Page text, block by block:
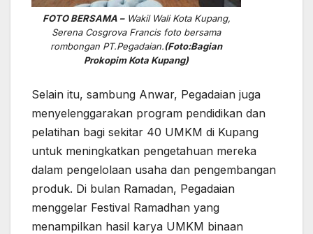
FOTO BERSAMA –Wakil Wali Kota Kupang,
Serena Cosgrova Francis foto bersama
rombongan PT.Pegadaian.(Foto:Bagian
Prokopim Kota Kupang)
Selain itu, sambung Anwar, Pegadaian juga
menyelenggarakan program pendidikan dan
pelatihan bagi sekitar 40 UMKM di Kupang
untuk meningkatkan pengetahuan mereka
dalam pengelolaan usaha dan pengembangan
produk. Di bulan Ramadan, Pegadaian
menggelar Festival Ramadhan yang
menampilkan hasil karya UMKM binaan